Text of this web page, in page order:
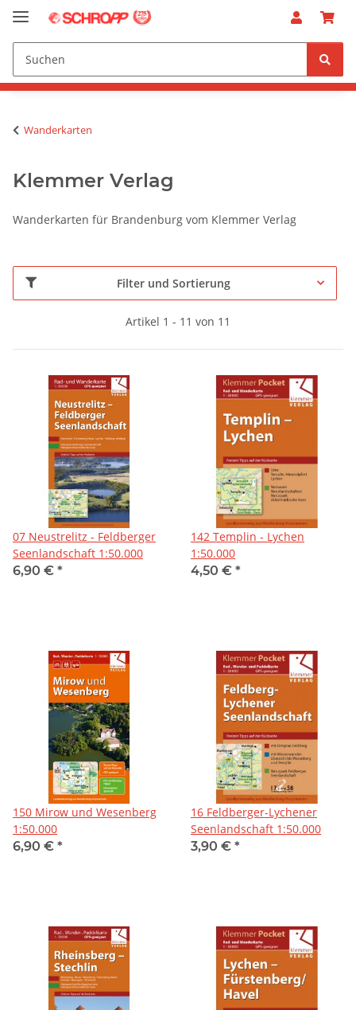
Wanderkarten
Klemmer Verlag
Wanderkarten für Brandenburg vom Klemmer Verlag
Filter und Sortierung
Artikel 1 - 11 von 11
07 Neustrelitz - Feldberger
Seenlandschaft 1:50.000
6,90 € *
142 Templin - Lychen
1:50.000
4,50 € *
150 Mirow und Wesenberg
1:50.000
6,90 € *
16 Feldberger-Lychener
Seenlandschaft 1:50.000
3,90 € *